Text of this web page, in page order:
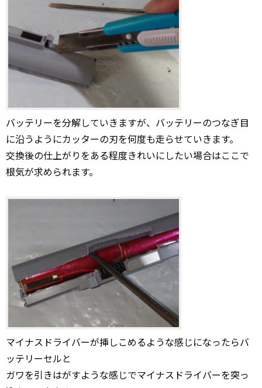
バッテリーを分解していきますが、バッテリーのつなぎ目
に沿うようにカッターの刃を何度も走らせていきます。
交換後の仕上がりをある程度きれいにしたい場合はここで
根気が求められます。
マイナスドライバーが挿しこめるような感じになったらバ
ッテリーセルと
ガワを引きはがすような感じでマイナスドライバーを突っ